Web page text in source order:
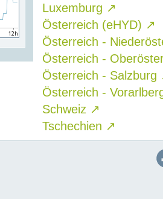
Luxemburg ↗
Österreich (eHYD) ↗
Österreich -
Österreich -
Österreich - Salzburg
Österreich -
Schweiz ↗
Tschechien ↗